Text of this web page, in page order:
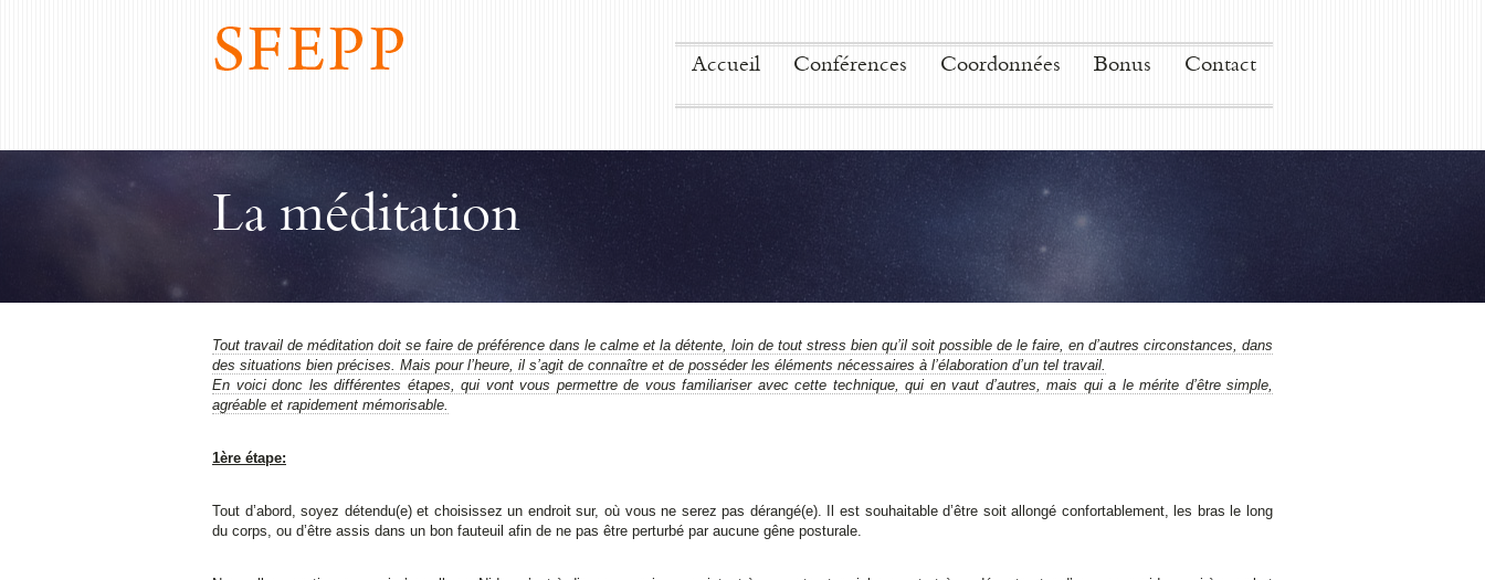
Accueil Conférences Coordonnées Bonus Contact
La méditation
Tout travail de méditation doit se faire de préférence dans le calme et la détente, loin de tout stress bien qu’il soit possible de le faire, en d’autres circonstances, dans
des situations bien précises. Mais pour l’heure, il s’agit de connaître et de posséder les éléments nécessaires à l’élaboration d’un tel travail.
En voici donc les différentes étapes, qui vont vous permettre de vous familiariser avec cette technique, qui en vaut d’autres, mais qui a le mérite d’être simple,
agréable et rapidement mémorisable.
1ère étape:
Tout d’abord, soyez détendu(e) et choisissez un endroit sur, où vous ne serez pas dérangé(e). Il est souhaitable d’être soit allongé confortablement, les bras le long
du corps, ou d’être assis dans un bon fauteuil afin de ne pas être perturbé par aucune gêne posturale.